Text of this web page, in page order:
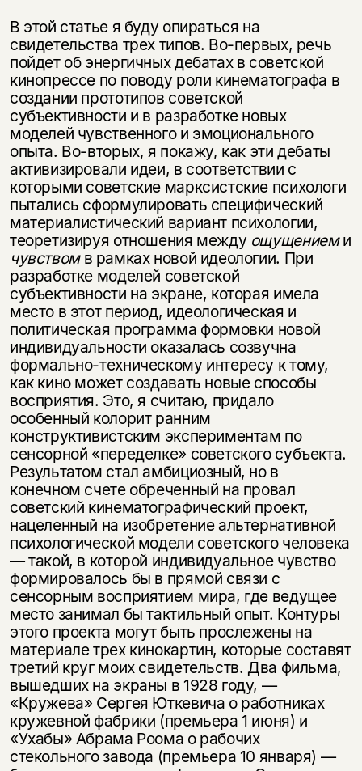
В этой статье я буду опираться на
свидетельства трех типов. Во-первых, речь
пойдет об энергичных дебатах в советской
кинопрессе по поводу роли кинематографа в
создании прототипов советской
субъективности и в разра­ботке новых
моделей чувственного и эмоционального
опыта. Во-вторых, я покажу, как эти дебаты
активизировали идеи, в соответствии с
которыми советские марксистские психологи
пытались сформулировать специфичес­кий
материалистический вариант психологии,
теоретизируя отношения между ощущениеми
чувствомв рамках новой идеологии. При
разработке моделей советской
субъективности на экране, которая имела
место в этот период, идеологическая и
политическая программа формовки новой
индивидуаль­ности оказалась созвучна
формально-техническому интересу к тому,
как кино может создавать новые способы
восприятия. Это, я считаю, придало
особенный колорит ранним
конструктивистским экспериментам по
сенсор­ной «переделке» советского субъекта.
Результатом стал амбициозный, но в
конечном счете обреченный на провал
советский кинематографический проект,
нацеленный на изобретение альтернативной
психологической мо­дели советского человека
— такой, в которой индивидуальное чувство
фор­мировалось бы в прямой связи с
сенсорным восприятием мира, где ведущее
место занимал бы тактильный опыт. Контуры
этого проекта могут быть про­слежены на
материале трех кинокартин, которые составят
третий круг моих свидетельств. Два фильма,
вышедших на экраны в 1928 году, —
«Кружева» Сергея Юткевича о работниках
кружевной фабрики (премьера 1 июня) и
«Ухабы» Абрама Роома о рабочих
стекольного завода (премьера 10 января) —